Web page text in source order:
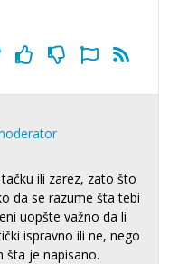
ili zarez, zato što
da se razume šta tebi
uopšte važno da li
ispravno ili ne, nego
šta je napisano.